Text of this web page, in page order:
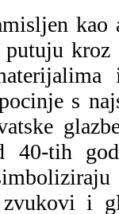
kao
kroz
s
40-tih
i